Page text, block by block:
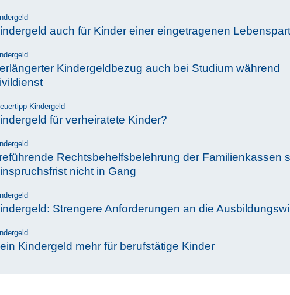
auch für Kinder einer eingetragenen
Kindergeldbezug auch bei Studium während
Kindergeld
für verheiratete Kinder?
Rechtsbehelfsbelehrung der Familienkassen
nicht in Gang
Strengere Anforderungen an die
Kindergeld mehr für berufstätige Kinder